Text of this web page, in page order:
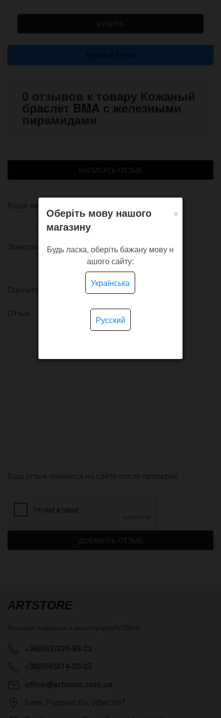
КУПИТЬ
Купить в 1 клик
0 отзывов к товару Кожаный
браслет BMA с железными
пирамидами
НАПИСАТЬ ОТЗЫВ
Ваше имя
Электронная почта
Оцените товар
Отзыв
Ваш отзыв появится на сайте после проверки.
ДОБАВИТЬ ОТЗЫВ
ARTSTORE
×
Оберіть мову нашого
магазину
Будь ласка, оберіть бажану мову н
ашого сайту:
Українська
Русский